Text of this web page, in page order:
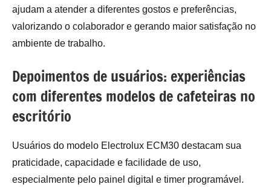
ajudam a atender a diferentes gostos e preferências,
valorizando o colaborador e gerando maior satisfação no
ambiente de trabalho.
Depoimentos de usuários: experiências
com diferentes modelos de cafeteiras no
escritório
Usuários do modelo Electrolux ECM30 destacam sua
praticidade, capacidade e facilidade de uso,
especialmente pelo painel digital e timer programável.